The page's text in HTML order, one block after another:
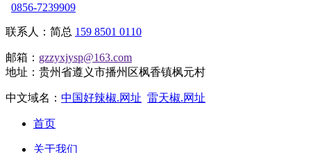
0856-7239909
联系人：简总 159 8501 0110
邮箱： gzzyxjysp@163.com
地址：贵州省遵义市播州区枫香镇枫元村
中文域名： 中国好辣椒.网址 雷天椒.网址
首页
关于我们